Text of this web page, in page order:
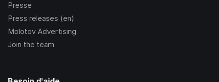
Presse
Press releases (en)
Molotov Advertising
Join the team